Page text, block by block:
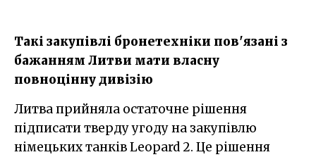
Такі закупівлі бронетехніки пов'язані з
бажанням Литви мати власну
повноцінну дивізію
Литва прийняла остаточне рішення
підписати тверду угоду на закупівлю
німецьких танків Leopard 2. Це рішення